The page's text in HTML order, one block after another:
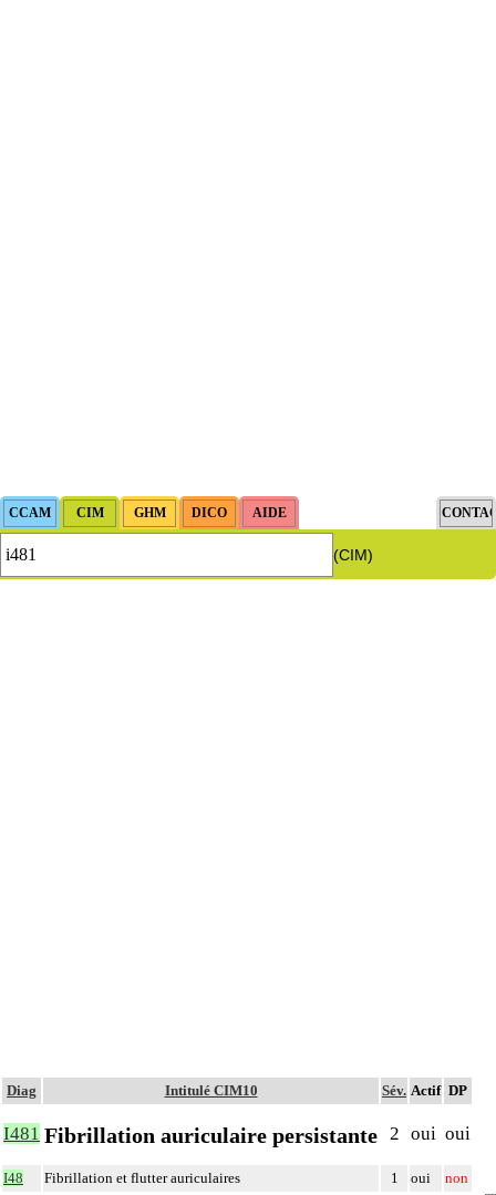
(CIM)
Diag Intitulé CIM10 Sév. Actif DP
I481 Fibrillation auriculaire persistante 2 oui oui
I48 Fibrillation et flutter auriculaires 1 oui non